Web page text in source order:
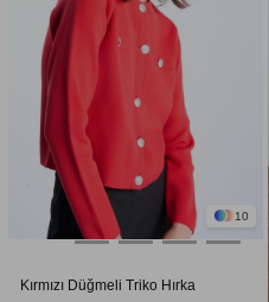
10
Kırmızı Düğmeli Triko Hırka